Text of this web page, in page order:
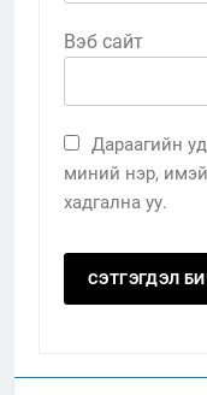
Вэб сайт
Дараагийн
миний нэр,
хадгална уу.